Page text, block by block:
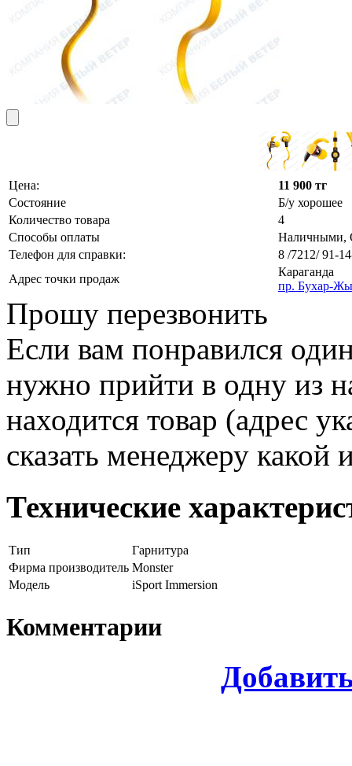
Цена:
11 900 тг
Состояние
Б/у хорошее
Количество товара
4
Способы оплаты
Наличными,
Телефон для справки:
8 /7212/ 91-
Адрес точки продаж
Караганда
пр. Бухар-
Прошу перезвонить
Если вам понравился
нужно прийти в одну из
находится товар (адрес
сказать менеджеру
Технические
Тип
Гарнитура
Фирма производитель Monster
Модель
iSport Immersion
Комментарии